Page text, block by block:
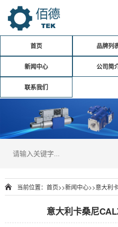
首页 品牌列
新闻中心 公司简
联系我们
当前位置： 首页>>新闻中心>>意大利
意大利卡桑尼